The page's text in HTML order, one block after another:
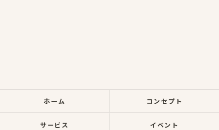
ホーム コンセプト
サービス イベント